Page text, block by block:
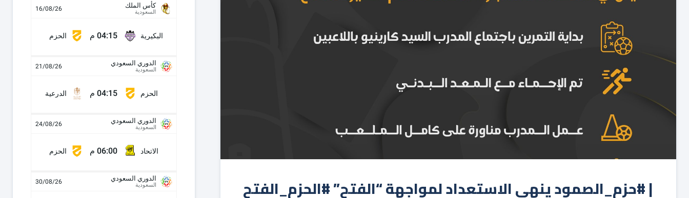
كأس الملك
السعودية 16/08/26
البكيرية 04:15 م الحزم
الدوري السعودي
السعودية 21/08/26
الحزم 04:15 م الدرعية
الدوري السعودي
السعودية 24/08/26
الاتحاد 06:00 م الحزم
الدوري السعودي
السعودية 30/08/26